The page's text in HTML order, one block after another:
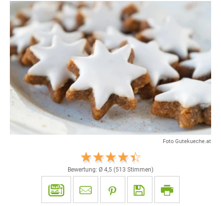
Foto Gutekueche.at
Bewertung: Ø 4,5 (513 Stimmen)